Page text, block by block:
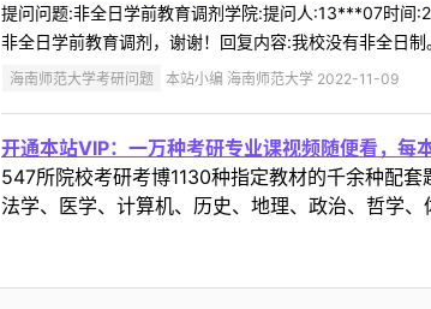
提问问题:非全日学前教育调剂学院:提问人:13***07时
非全日学前教育调剂，谢谢！回复内容:我校没有非全日制
海南师范大学考研问题 本站小编 海南师范大学 2022-11-09
开通本站VIP：一万种考研专业课视频随便看，每
547所院校考研考博1130种指定教材的千余种配
法学、医学、计算机、历史、地理、政治、哲学、